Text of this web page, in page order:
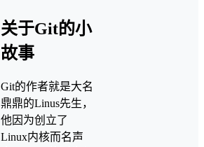
关于Git的小
故事
Git的作者就是大名
鼎鼎的Linus先生，
他因为创立了
Linux内核而名声